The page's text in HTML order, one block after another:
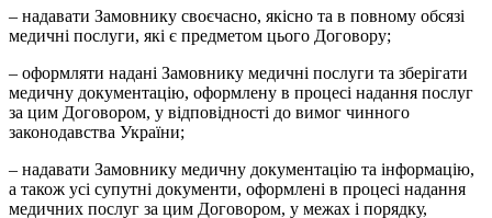
– надавати Замовнику своєчасно, якісно та в повному обсязі
медичні послуги, які є предметом цього Договору;
– оформляти надані Замовнику медичні послуги та зберігати
медичну документацію, оформлену в процесі надання послуг
за цим Договором, у відповідності до вимог чинного
законодавства України;
– надавати Замовнику медичну документацію та інформацію,
а також усі супутні документи, оформлені в процесі надання
медичних послуг за цим Договором, у межах і порядку,